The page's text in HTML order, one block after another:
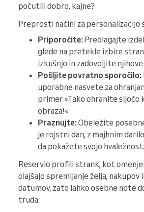
počutili dobro, kajne?
Preprosti načini za personalizacijo
Priporočite: Predlagajte
glede na pretekle izbire
izkušnjo in zadovoljite
Pošljite povratno sporočilo:
uporabne nasvete za
primer »Tako ohranite sijočo
obraza!«
Praznujte:Obeležite
je rojstni dan, z majhnim
da pokažete svojo hvaležnost.
Reservio profili strank, kot
olajšajo spremljanje želja, nakupov
datumov, zato lahko osebne note
truda.